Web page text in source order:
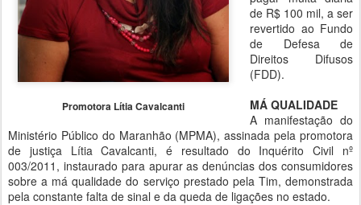
Promotora Lítia Cavalcanti
de R$ 100 mil, a ser
revertido ao Fundo
de Defesa de
Direitos Difusos
(FDD).
MÁ QUALIDADE
A manifestação do
Ministério Público do Maranhão (MPMA), assinada pela promotora
de justiça Lítia Cavalcanti, é resultado do Inquérito Civil nº
003/2011, instaurado para apurar as denúncias dos consumidores
sobre a má qualidade do serviço prestado pela Tim, demonstrada
pela constante falta de sinal e da queda de ligações no estado.